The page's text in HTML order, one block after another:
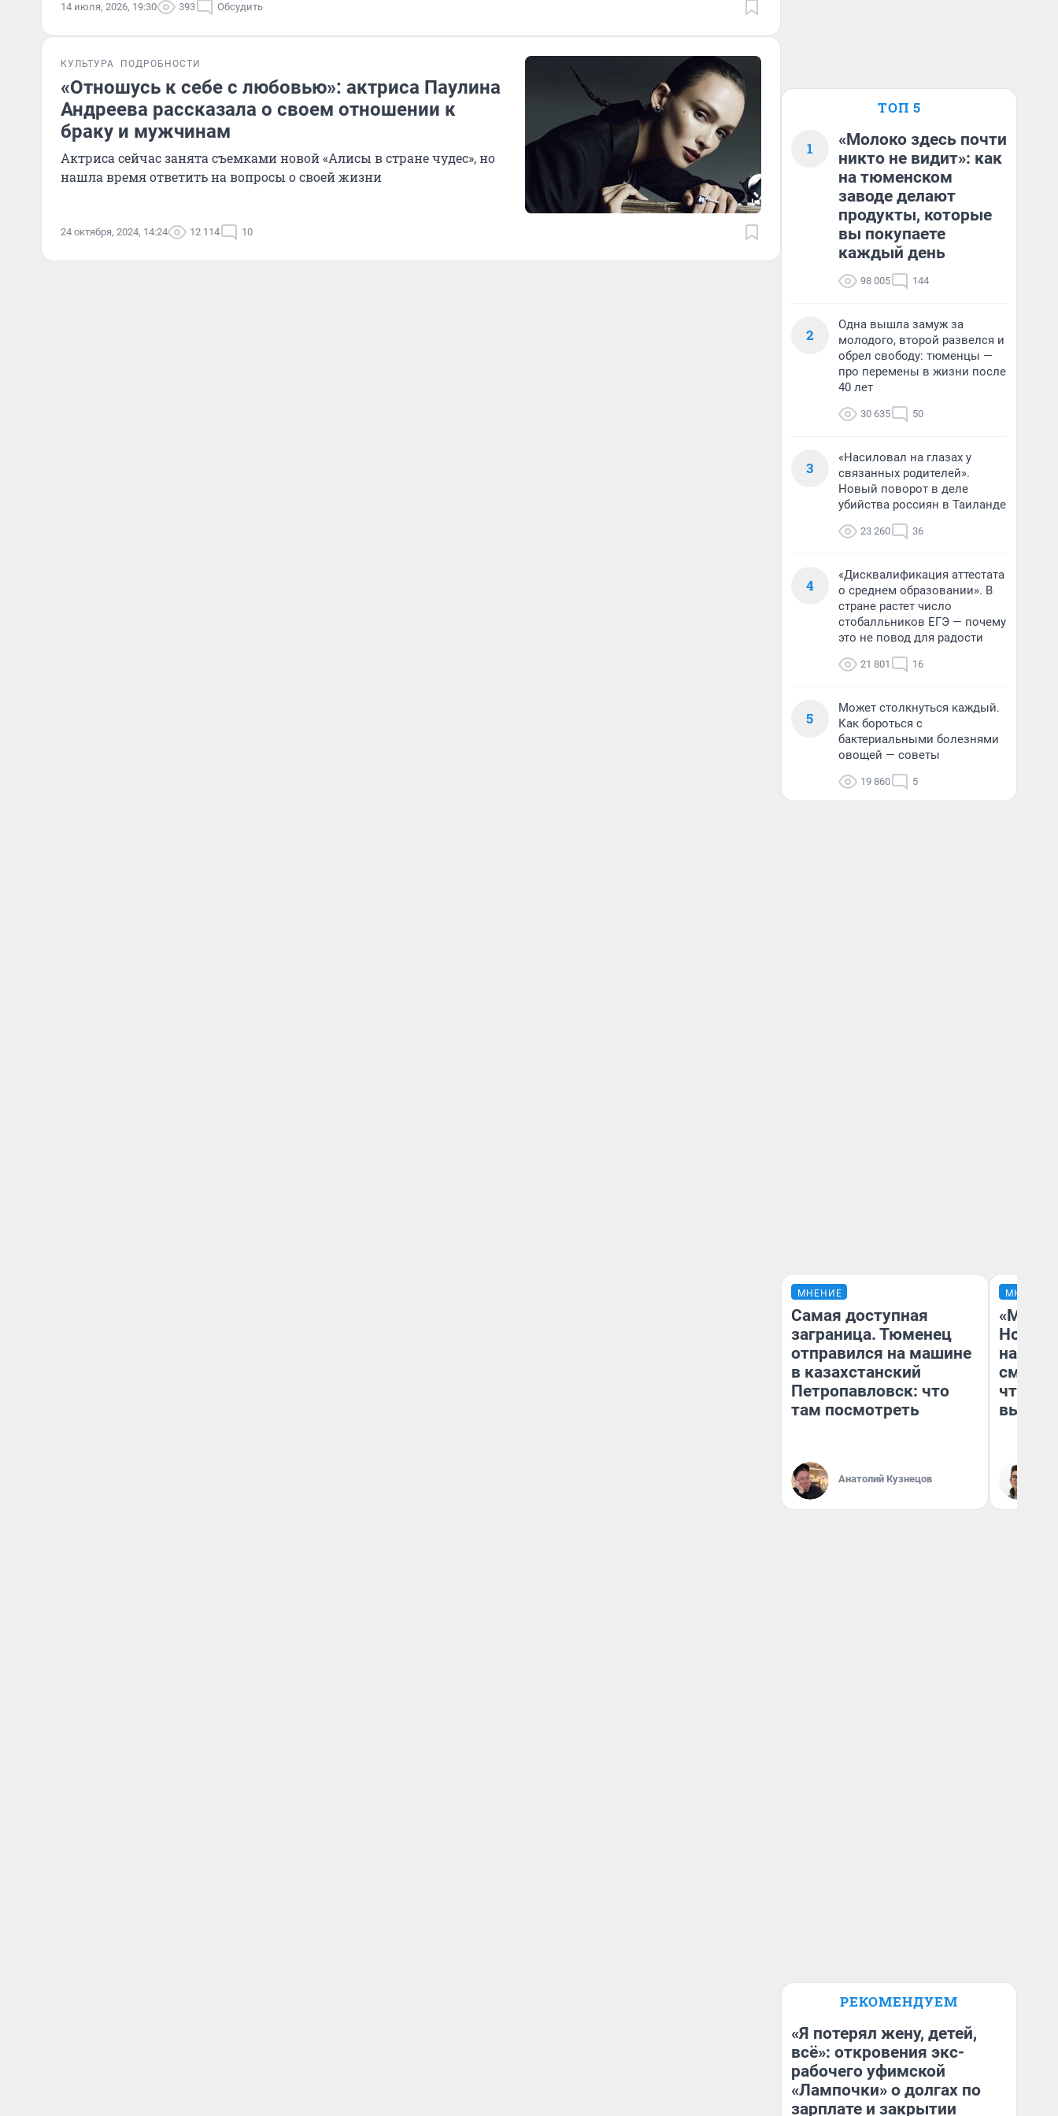
14 июля, 2026, 19:30 393 Обсудить
КУЛЬТУРА ПОДРОБНОСТИ
«Отношусь к себе с любовью»: актриса Паулина
Андреева рассказала о своем отношении к
браку и мужчинам
Актриса сейчас занята съемками новой «Алисы в стране чудес», но
нашла время ответить на вопросы о своей жизни
24 октября, 2024, 14:24 12 114 10
ТОП 5
1
«Молоко здесь почти
никто не видит»: как
на тюменском
заводе делают
продукты, которые
вы покупаете
каждый день
98 005 144
2
Одна вышла замуж за
молодого, второй развелся и
обрел свободу: тюменцы —
про перемены в жизни после
40 лет
30 635 50
3
«Насиловал на глазах у
связанных родителей».
Новый поворот в деле
убийства россиян в Таиланде
23 260 36
4
«Дисквалификация аттестата
о среднем образовании». В
стране растет число
стобалльников ЕГЭ — почему
это не повод для радости
21 801 16
5
Может столкнуться каждый.
Как бороться с
бактериальными болезнями
овощей — советы
19 860 5
МНЕНИЕ
Самая доступная
заграница. Тюменец
отправился на машине
в казахстанский
Петропавловск: что
там посмотреть
Анатолий Кузнецов
МНЕНИЕ
«Мы
чтобы
РЕКОМЕНДУЕМ
«Я потерял жену, детей,
всё»: откровения экс-
рабочего уфимской
«Лампочки» о долгах по
зарплате и закрытии